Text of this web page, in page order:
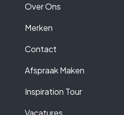
Over Ons
Merken
Contact
Afspraak Maken
Inspiration Tour
Vacatures